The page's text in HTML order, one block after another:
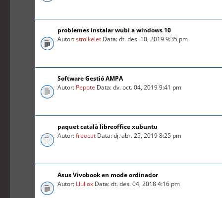
problemes instalar wubi a windows 10
Autor:stmikelet Data: dt. des. 10, 2019 9:35 pm
Software Gestió AMPA
Autor: Pepote Data: dv. oct. 04, 2019 9:41 pm
paquet català libreoffice xubuntu
Autor:freecat Data: dj. abr. 25, 2019 8:25 pm
Asus Vivobook en mode ordinador
Autor: Llullox Data: dt. des. 04, 2018 4:16 pm